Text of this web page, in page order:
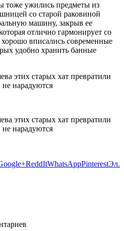
тоже ужились предметы из
со старой раковиной
машину, закрыв ее
отлично гармонирует со
вписались современные
удобно хранить банные
ReddItWhatsAppPinterestЭл.